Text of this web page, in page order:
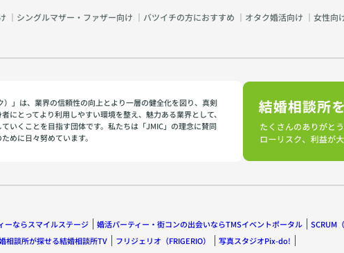
｜ シングルマザー・ファザー向け ｜ バツイチの方におすすめ ｜ オタク婚活向け ｜ 女性向
）」は、業界の信頼性の向上とより一層の健全化を図り、真剣
にとってより利用しやすい環境を整え、魅力ある業界として、
いくことを目指す団体です。私たちは「JMIC」の理念に賛同
めに日々努めています。
ーならスマイルステージ 婚活パーティー・街コンの出会いならTMSイベントポータル SCRUM
相談所が探せる結婚相談所TV フリジェリオ（FRIGERIO） 写真スタジオPix-do!